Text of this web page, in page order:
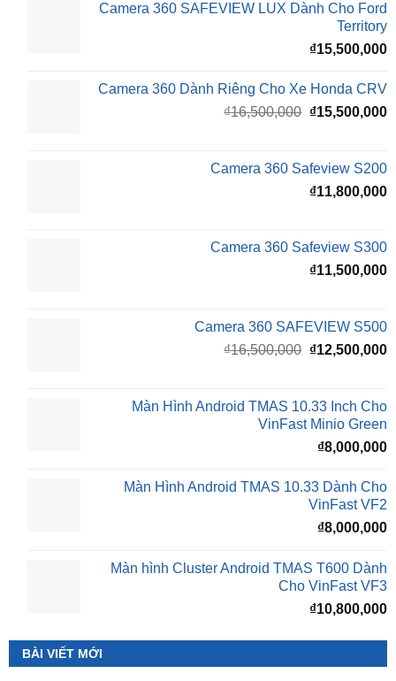
Camera 360 SAFEVIEW LUX Dành Cho Ford
Territory
₫15,500,000
Camera 360 Dành Riêng Cho Xe Honda CRV
₫16,500,000 Giá
₫16,500,000.
₫15,500,000
Camera 360 Safeview S200
₫11,800,000
Camera 360 Safeview S300
₫11,500,000
Camera 360 SAFEVIEW S500
₫16,500,000 Giá
₫16,500,000.
₫12,500,000
Màn Hình Android TMAS 10.33 Inch Cho
VinFast Minio Green
₫8,000,000
Màn Hình Android TMAS 10.33 Dành Cho
VinFast VF2
₫8,000,000
Màn hình Cluster Android TMAS T600 Dành
Cho VinFast VF3
₫10,800,000
BÀI VIẾT MỚI